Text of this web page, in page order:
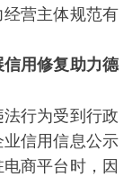
营主体规范有
用修复助力德
行为受到行政
信用信息公示
商平台时，因